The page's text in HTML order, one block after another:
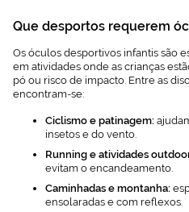
Que desportos requerem
Os óculos desportivos infantis são
em atividades onde as crianças
pó ou risco de impacto. Entre as
encontram-se:
Ciclismo e patinagem:
insetos e do vento.
Running e atividades
evitam o encandeamento.
Caminhadas e montanha:
ensolaradas e com reflexos.